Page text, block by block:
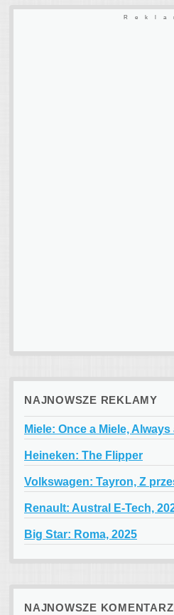
NAJNOWSZE REKLAMY
Miele: Once a Miele, Always
Heineken: The Flipper
Volkswagen: Tayron, Z
Renault: Austral E-Tech,
Big Star: Roma, 2025
NAJNOWSZE